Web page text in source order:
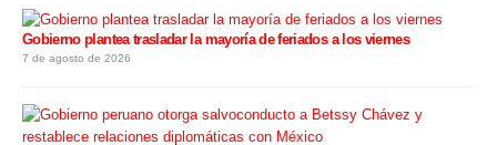
Gobierno plantea trasladar la mayoría de feriados a los viernes
7 de agosto de 2026